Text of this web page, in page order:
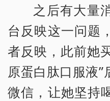
之后有大量
台反映这一问题
者反映，此前她
原蛋白肽口服液
微信，让她坚持